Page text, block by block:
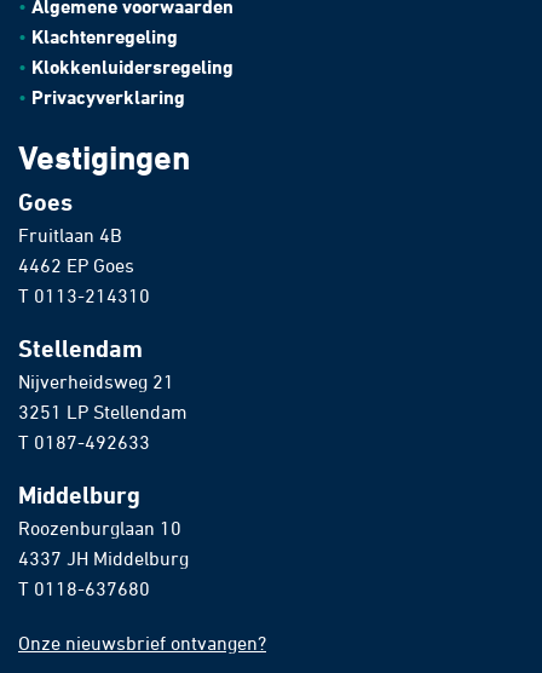
Algemene voorwaarden
Klachtenregeling
Klokkenluidersregeling
Privacyverklaring
Vestigingen
Goes
Fruitlaan 4B
4462 EP Goes
T 0113-214310
Stellendam
Nijverheidsweg 21
3251 LP Stellendam
T 0187-492633
Middelburg
Roozenburglaan 10
4337 JH Middelburg
T 0118-637680
Onze nieuwsbrief ontvangen?